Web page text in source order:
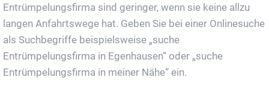
Entrümpelungsfirma sind geringer, wenn sie keine allzu
langen Anfahrtswege hat. Geben Sie bei einer Onlinesuche
als Suchbegriffe beispielsweise „suche
Entrümpelungsfirma in Egenhausen“ oder „suche
Entrümpelungsfirma in meiner Nähe“ ein.